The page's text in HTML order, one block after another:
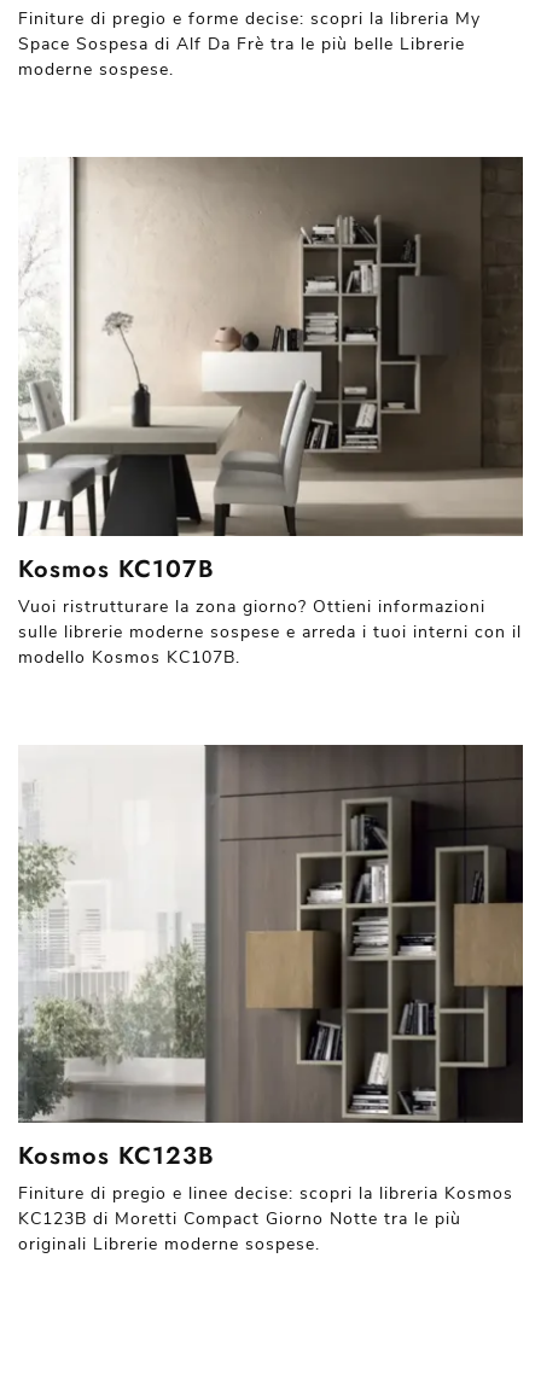
Finiture di pregio e forme decise: scopri la libreria My
Space Sospesa di Alf Da Frè tra le più belle Librerie
moderne sospese.
Kosmos KC107B
Vuoi ristrutturare la zona giorno? Ottieni informazioni
sulle librerie moderne sospese e arreda i tuoi interni con il
modello Kosmos KC107B.
Kosmos KC123B
Finiture di pregio e linee decise: scopri la libreria Kosmos
KC123B di Moretti Compact Giorno Notte tra le più
originali Librerie moderne sospese.